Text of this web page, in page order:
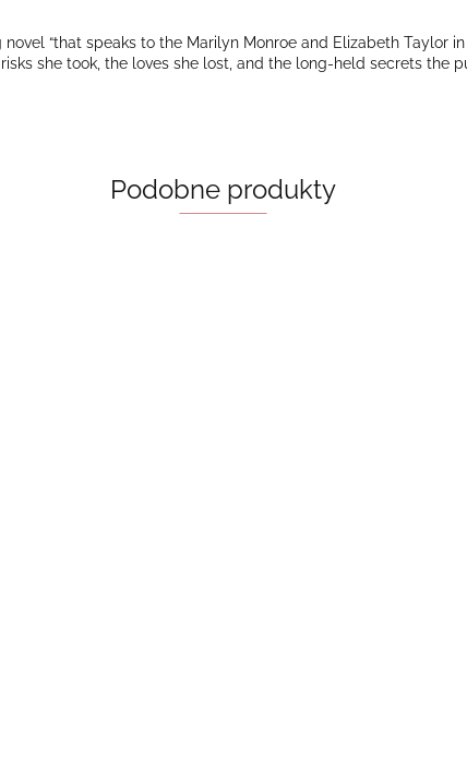
“that speaks to the Marilyn Monroe and Elizabeth Taylor
she took, the loves she lost, and the long-held secrets the
Podobne produkty